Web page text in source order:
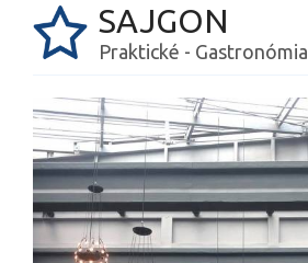
SAJGON
Praktické - Gastronómia